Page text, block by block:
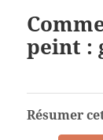
peint :
Résumer